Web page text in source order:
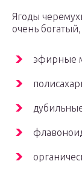
Ягоды
очень
эфирные